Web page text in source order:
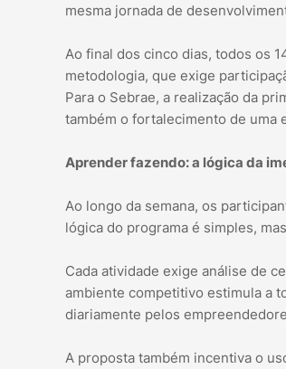
mesma jornada de
Ao final dos cinco dias, todos os
metodologia, que exige
Para o Sebrae, a realização da
também o fortalecimento de uma
Aprender fazendo: a lógica da
Ao longo da semana, os
lógica do programa é simples,
Cada atividade exige análise de
ambiente competitivo estimula a
diariamente pelos
A proposta também incentiva o